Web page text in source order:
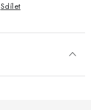
Sdílet